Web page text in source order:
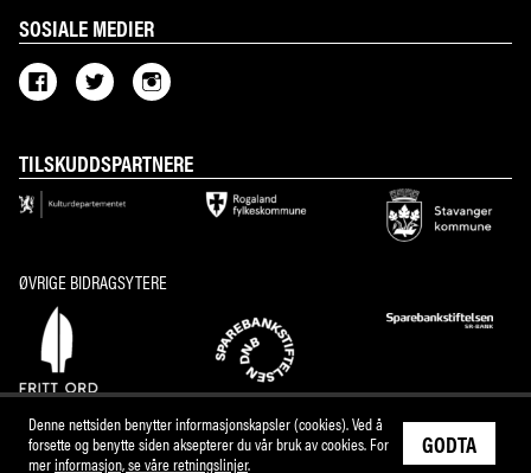
SOSIALE MEDIER
TILSKUDDSPARTNERE
ØVRIGE BIDRAGSYTERE
Denne nettsiden benytter informasjonskapsler (cookies). Ved å
forsette og benytte siden aksepterer du vår bruk av cookies. For
merinformasjon, se våre retningslinjer.
GODTA